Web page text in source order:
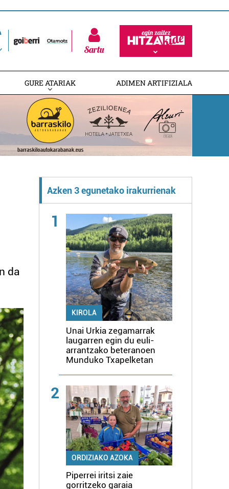
Sartu
GURE ATARIAK ADIMEN ARTIFIZIALA
da
Azken 3 egunetako irakurrienak
1
KIROLA
Unai Urkia zegamarrak
laugarren egin du euli-
arrantzako beteranoen
Munduko Txapelketan
2
ORDIZIAKO AZOKA
Piperrei iritsi zaie
gorritzeko garaia